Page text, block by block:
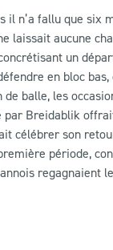
il n’a fallu que six
laissait aucune
un
en bloc
balle, les
par Breidablik
célébrer son
période,
regagnaient